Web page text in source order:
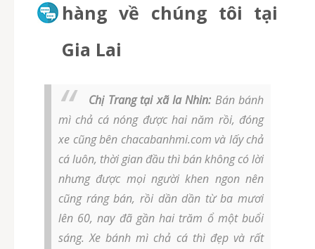
hàng về chúng tôi tại
Gia Lai
Chị Trang tại xã Ia Nhin: Bán bánh
mì chả cá nóng được hai năm rồi, đóng
xe cũng bên chacabanhmi.com và lấy chả
cá luôn, thời gian đầu thì bán không có lời
nhưng được mọi người khen ngon nên
cũng ráng bán, rồi dần dần từ ba mươi
lên 60, nay đã gần hai trăm ổ một buổi
sáng. Xe bánh mì chả cá thì đẹp và rất